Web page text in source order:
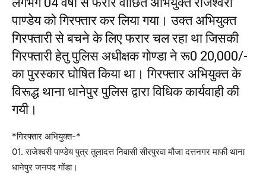
पाण्डेय को गिरफ्तार कर लिया गया। उक्त अभियुक्त
गिरफ्तारी से बचने के लिए फरार चल रहा था जिसकी
गिरफ्तारी हेतु पुलिस अधीक्षक गोण्डा ने रू0 20,000/-
का पुरस्कार घोषित किया था। गिरफ्तार अभियुक्त के
विरूद्ध थाना धानेपुर पुलिस द्वारा विधिक कार्यवाही की
गयी।
*गिरफ्तार अभियुक्त-*
01. राजेश्वरी पाण्डेय पुत्र तुलादत्त निवासी सीरपुरवा मौजा दत्तनगर माफी थाना
धानेपुर जनपद गोंडा।